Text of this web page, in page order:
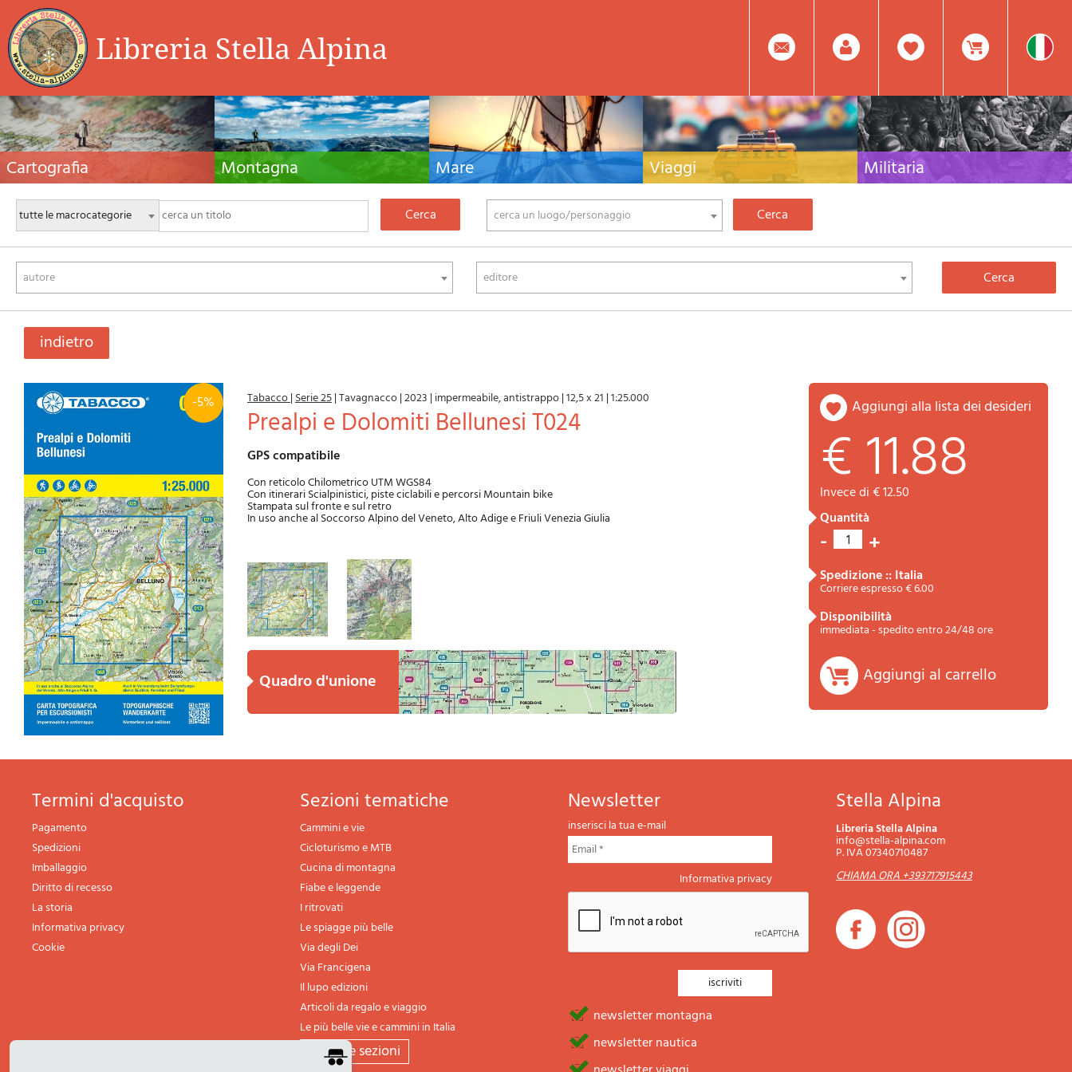
Libreria Stella Alpina 0
Prodotto(i) Attualmente
Nel
Facebook
Registrati
Cartografia
Carte escursionistiche, carte stradali e atlanti,
cartografia d'Italia e di tutto il mondo. Carte dei
sentieri, cartografia per il cicloturismo e
mountain bike
Montagna
Guide alpinistiche, guide escursionistiche,
manuali tecnici per l'alpinismo estivo ed
invernale. Letteratura e filmografia di montagna
Mare
Manuali nautici, cartografia nautica, libri e
letteratura per la barca a vela e motore
Viaggi
Guide turistiche per viaggi e letteratura di
viaggio per l'Italia, l'Europa e tutto il Mondo
Militaria
Raccolta delle migliori pubblicazioni (libri e dvd)
cerca un luogo/personaggio
autore editore
indietro
-5% Tabacco|Serie 25|Tavagnacco|2023 | impermeabile, antistrappo|12,5 x 21 |1:25.000
Prealpi e Dolomiti Bellunesi T024
GPS compatibile
Con reticolo Chilometrico UTM WGS84
Con itinerari Scialpinistici, piste ciclabili e percorsi Mountain bike
Stampata sul fronte e sul retro
In uso anche al Soccorso Alpino del Veneto, Alto Adige e Friuli Venezia Giulia
quadro d'unione
aggiungi alla lista dei desideri
€ 11.88
invece di € 12.50
quantità
- 1 +
spedizione :: Italia
Corriere espresso € 6.00
disponibilità
immediata - spedito entro 24/48 ore
Aggiungi al carrello
termini d'acquisto
Pagamento
Spedizioni
Imballaggio
Diritto di recesso
La storia
Informativa privacy
Cookie
sezioni tematiche
Cammini e vie
Cicloturismo e MTB
Cucina di montagna
Fiabe e leggende
I ritrovati
Le spiagge più belle
Via degli Dei
Via Francigena
Il lupo edizioni
Articoli da regalo e viaggio
Le più belle vie e cammini in Italia
tutte le sezioni
newsletter
inserisci la tua e-mail
Informativa privacy
newsletter montagna
newsletter nautica
Stella Alpina
Libreria Stella Alpina
info@stella-alpina.com
P. IVA 07340710487
CHIAMA ORA +393717915443